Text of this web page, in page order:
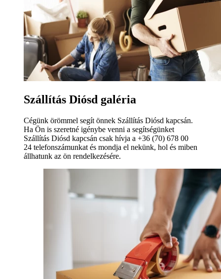
Szállítás Diósd galéria
Cégünk örömmel segít önnek Szállítás Diósd kapcsán.
Ha Ön is szeretné igénybe venni a segítségünket
Szállítás Diósd kapcsán csak hívja a +36 (70) 678 00
24 telefonszámunkat és mondja el nekünk, hol és miben
állhatunk az ön rendelkezésére.